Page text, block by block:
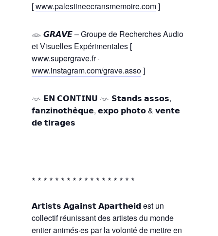
[www.palestineecransmemoire.com]
𓁼 𝙂𝙍𝘼𝙑𝙀 – Groupe de Recherches Audio
et Visuelles Expérimentales [
www.supergrave.fr·
www.instagram.com/grave.asso]
𓁺 𝗘𝗡 𝗖𝗢𝗡𝗧𝗜𝗡𝗨 𓁺 𝗦𝘁𝗮𝗻𝗱𝘀 𝗮𝘀𝘀𝗼𝘀,
𝗳𝗮𝗻𝘇𝗶𝗻𝗼𝘁𝗵𝗲̀𝗾𝘂𝗲, 𝗲𝘅𝗽𝗼 𝗽𝗵𝗼𝘁𝗼 & 𝘃𝗲𝗻𝘁𝗲
𝗱𝗲 𝘁𝗶𝗿𝗮𝗴𝗲𝘀
∗ ∗ ∗ ∗ ∗ ∗ ∗ ∗ ∗ ∗ ∗ ∗ ∗ ∗ ∗ ∗ ∗ ∗
𝗔𝗿𝘁𝗶𝘀𝘁𝘀 𝗔𝗴𝗮𝗶𝗻𝘀𝘁 𝗔𝗽𝗮𝗿𝘁𝗵𝗲𝗶𝗱 est un
collectif réunissant des artistes du monde
entier animés·es par la volonté de mettre en